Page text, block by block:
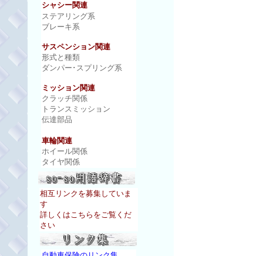
シャシー関連
ステアリング系
ブレーキ系
サスペンション関連
形式と種類
ダンパー･スプリング系
ミッション関連
クラッチ関係
トランスミッション
伝達部品
車輪関連
ホイール関係
タイヤ関係
相互リンクを募集していま
す
詳しくはこちらをご覧くだ
さい